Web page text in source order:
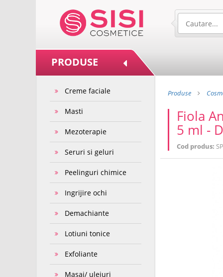
PRODUSE
Creme faciale
Masti
Mezoterapie
Seruri si geluri
Peelinguri chimice
Ingrijire ochi
Demachiante
Lotiuni tonice
Exfoliante
Masaj/ uleiuri
Produse
Fiola
5 ml -
Cod produs: